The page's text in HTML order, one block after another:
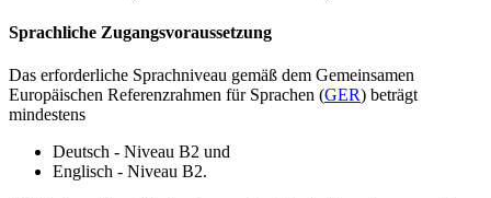
Sprachliche Zugangsvoraussetzung
Das erforderliche Sprachniveau gemäß dem Gemeinsamen
Europäischen Referenzrahmen für Sprachen (GER) beträgt
mindestens
Deutsch - Niveau B2 und
Englisch - Niveau B2.